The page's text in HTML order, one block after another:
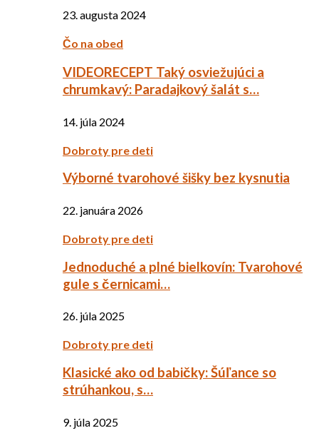
23. augusta 2024
Čo na obed
VIDEORECEPT Taký osviežujúci a
chrumkavý: Paradajkový šalát s…
14. júla 2024
Dobroty pre deti
Výborné tvarohové šišky bez kysnutia
22. januára 2026
Dobroty pre deti
Jednoduché a plné bielkovín: Tvarohové
gule s černicami…
26. júla 2025
Dobroty pre deti
Klasické ako od babičky: Šúľance so
strúhankou, s…
9. júla 2025